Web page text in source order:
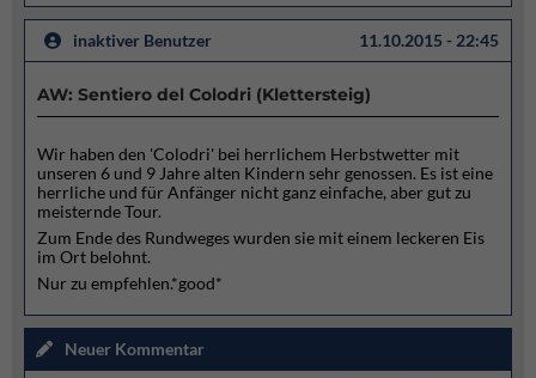
inaktiver Benutzer 11.10.2015 - 22:45
AW: Sentiero del Colodri (Klettersteig)
Wir haben den 'Colodri' bei herrlichem Herbstwetter mit
unseren 6 und 9 Jahre alten Kindern sehr genossen. Es ist eine
herrliche und für Anfänger nicht ganz einfache, aber gut zu
meisternde Tour.
Zum Ende des Rundweges wurden sie mit einem leckeren Eis
im Ort belohnt.
Nur zu empfehlen.*good*
Neuer Kommentar